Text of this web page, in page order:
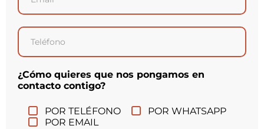
¿Cómo quieres que nos pongamos en
contacto contigo?
POR TELÉFONO
POR WHATSAPP
POR EMAIL